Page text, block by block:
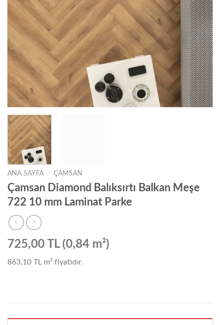
Add to
wishlist
ANA SAYFA / ÇAMSAN
Çamsan Diamond Balıksırtı Balkan Meşe
722 10 mm Laminat Parke
725,00 TL (0,84 m²)
863,10 TL m² fiyatıdır.